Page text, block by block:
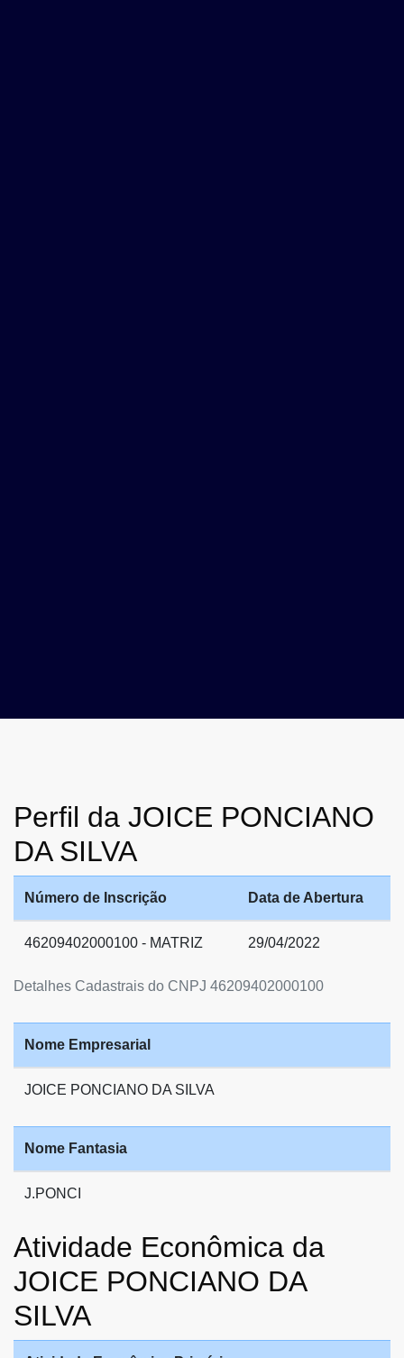
Perfil da JOICE PONCIANO
DA SILVA
Detalhes Cadastrais do CNPJ 46209402000100
Número de Inscrição Data de Abertura
46209402000100 - MATRIZ 29/04/2022
Nome Empresarial
JOICE PONCIANO DA SILVA
Nome Fantasia
J.PONCI
Atividade Econômica da
JOICE PONCIANO DA
SILVA